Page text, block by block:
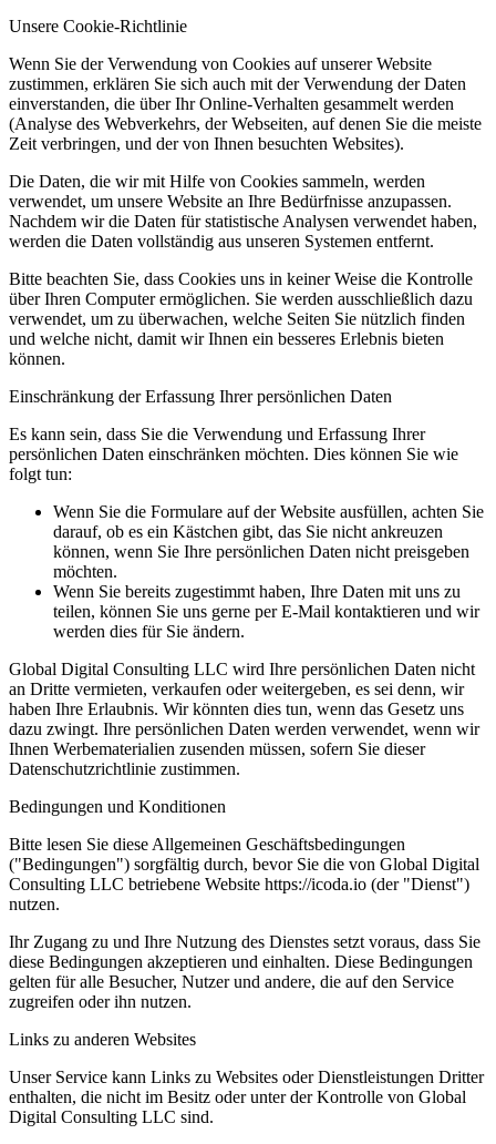
Unsere Cookie-Richtlinie
Wenn Sie der Verwendung von Cookies auf unserer Website
zustimmen, erklären Sie sich auch mit der Verwendung der Daten
einverstanden, die über Ihr Online-Verhalten gesammelt werden
(Analyse des Webverkehrs, der Webseiten, auf denen Sie die meiste
Zeit verbringen, und der von Ihnen besuchten Websites).
Die Daten, die wir mit Hilfe von Cookies sammeln, werden
verwendet, um unsere Website an Ihre Bedürfnisse anzupassen.
Nachdem wir die Daten für statistische Analysen verwendet haben,
werden die Daten vollständig aus unseren Systemen entfernt.
Bitte beachten Sie, dass Cookies uns in keiner Weise die Kontrolle
über Ihren Computer ermöglichen. Sie werden ausschließlich dazu
verwendet, um zu überwachen, welche Seiten Sie nützlich finden
und welche nicht, damit wir Ihnen ein besseres Erlebnis bieten
können.
Einschränkung der Erfassung Ihrer persönlichen Daten
Es kann sein, dass Sie die Verwendung und Erfassung Ihrer
persönlichen Daten einschränken möchten. Dies können Sie wie
folgt tun:
Wenn Sie die Formulare auf der Website ausfüllen, achten Sie
darauf, ob es ein Kästchen gibt, das Sie nicht ankreuzen
können, wenn Sie Ihre persönlichen Daten nicht preisgeben
möchten.
Wenn Sie bereits zugestimmt haben, Ihre Daten mit uns zu
teilen, können Sie uns gerne per E-Mail kontaktieren und wir
werden dies für Sie ändern.
Global Digital Consulting LLC wird Ihre persönlichen Daten nicht
an Dritte vermieten, verkaufen oder weitergeben, es sei denn, wir
haben Ihre Erlaubnis. Wir könnten dies tun, wenn das Gesetz uns
dazu zwingt. Ihre persönlichen Daten werden verwendet, wenn wir
Ihnen Werbematerialien zusenden müssen, sofern Sie dieser
Datenschutzrichtlinie zustimmen.
Bedingungen und Konditionen
Bitte lesen Sie diese Allgemeinen Geschäftsbedingungen
("Bedingungen") sorgfältig durch, bevor Sie die von Global Digital
Consulting LLC betriebene Website https://icoda.io (der "Dienst")
nutzen.
Ihr Zugang zu und Ihre Nutzung des Dienstes setzt voraus, dass Sie
diese Bedingungen akzeptieren und einhalten. Diese Bedingungen
gelten für alle Besucher, Nutzer und andere, die auf den Service
zugreifen oder ihn nutzen.
Links zu anderen Websites
Unser Service kann Links zu Websites oder Dienstleistungen Dritter
enthalten, die nicht im Besitz oder unter der Kontrolle von Global
Digital Consulting LLC sind.